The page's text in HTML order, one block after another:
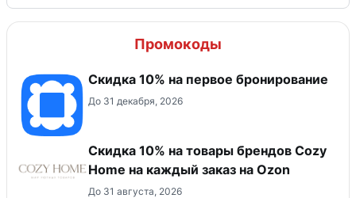
Промокоды
Скидка 10% на первое бронирование
До 31 декабря, 2026
Скидка 10% на товары брендов Cozy
Home на каждый заказ на Оzon
До 31 августа, 2026